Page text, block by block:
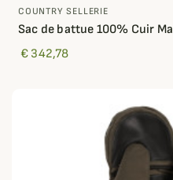
COUNTRY SELLERIE
Sac de battue 100% Cuir
€ 342,78